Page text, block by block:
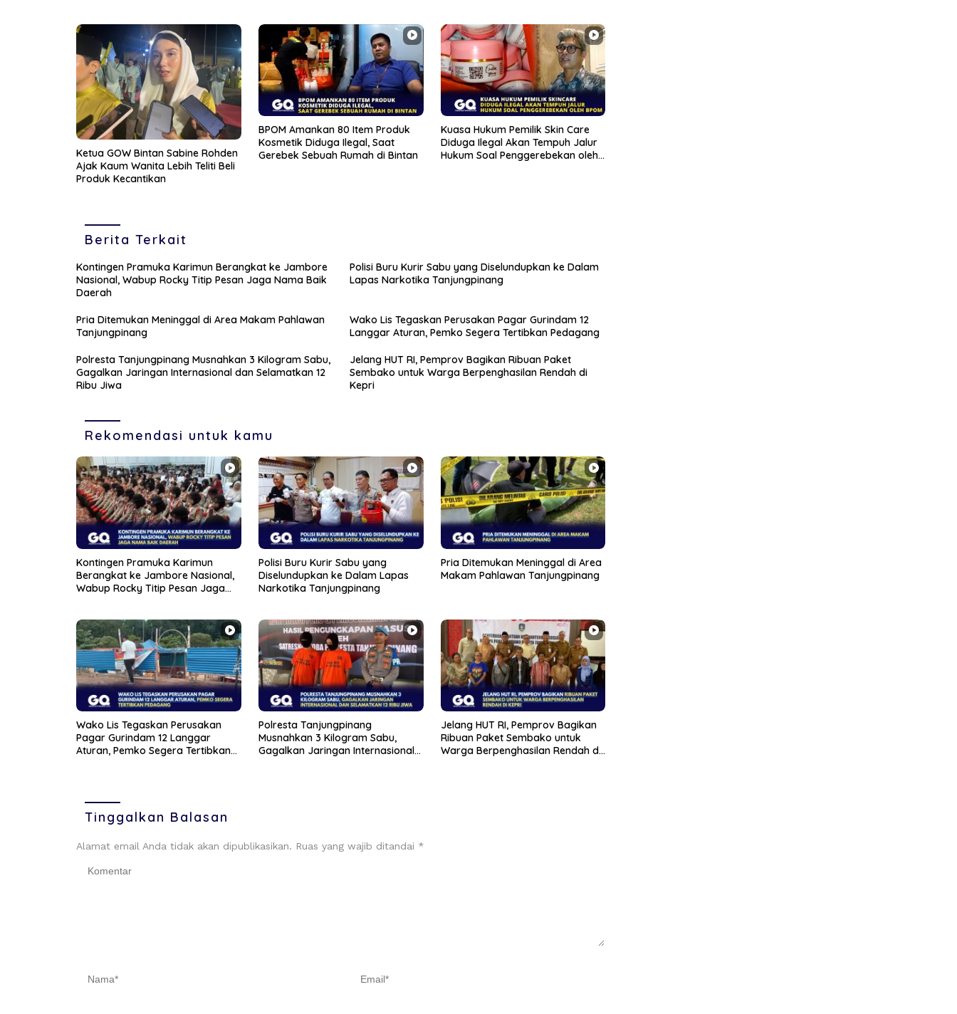
Ketua GOW Bintan Sabine Rohden
Ajak Kaum Wanita Lebih Teliti Beli
Produk Kecantikan
BPOM Amankan 80 Item Produk
Kosmetik Diduga Ilegal, Saat
Gerebek Sebuah Rumah di Bintan
Kuasa Hukum Pemilik Skin Care
Diduga Ilegal Akan Tempuh Jalur
Hukum Soal Penggerebekan oleh
Berita Terkait
Kontingen Pramuka Karimun Berangkat ke Jambore
Nasional, Wabup Rocky Titip Pesan Jaga Nama Baik
Daerah
Polisi Buru Kurir Sabu yang Diselundupkan ke Dalam
Lapas Narkotika Tanjungpinang
Pria Ditemukan Meninggal di Area Makam Pahlawan
Tanjungpinang
Wako Lis Tegaskan Perusakan Pagar Gurindam 12
Langgar Aturan, Pemko Segera Tertibkan Pedagang
Polresta Tanjungpinang Musnahkan 3 Kilogram Sabu,
Gagalkan Jaringan Internasional dan Selamatkan 12
Ribu Jiwa
Jelang HUT RI, Pemprov Bagikan Ribuan Paket
Sembako untuk Warga Berpenghasilan Rendah di
Kepri
Rekomendasi untuk kamu
Kontingen Pramuka Karimun
Berangkat ke Jambore Nasional,
Wabup Rocky Titip Pesan Jaga
Polisi Buru Kurir Sabu yang
Diselundupkan ke Dalam Lapas
Narkotika Tanjungpinang
Pria Ditemukan Meninggal di Area
Makam Pahlawan Tanjungpinang
Wako Lis Tegaskan Perusakan
Pagar Gurindam 12 Langgar
Aturan, Pemko Segera Tertibkan
Polresta Tanjungpinang
Musnahkan 3 Kilogram Sabu,
Gagalkan Jaringan Internasional
Jelang HUT RI, Pemprov Bagikan
Ribuan Paket Sembako untuk
Warga Berpenghasilan Rendah di
Tinggalkan Balasan
Alamat email Anda tidak akan dipublikasikan. Ruas yang wajib ditandai *